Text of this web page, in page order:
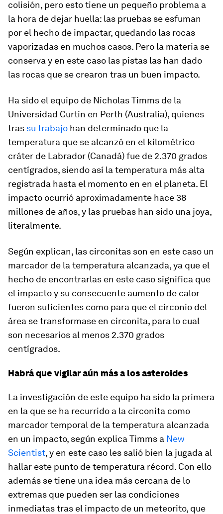
colisión, pero esto tiene un pequeño problema a
la hora de dejar huella: las pruebas se esfuman
por el hecho de impactar, quedando las rocas
vaporizadas en muchos casos. Pero la materia se
conserva y en este caso las pistas las han dado
las rocas que se crearon tras un buen impacto.
Ha sido el equipo de Nicholas Timms de la
Universidad Curtin en Perth (Australia), quienes
tras su trabajo han determinado que la
temperatura que se alcanzó en el kilométrico
cráter de Labrador (Canadá) fue de 2.370 grados
centígrados, siendo así la temperatura más alta
registrada hasta el momento en en el planeta. El
impacto ocurrió aproximadamente hace 38
millones de años, y las pruebas han sido una joya,
literalmente.
Según explican, las circonitas son en este caso un
marcador de la temperatura alcanzada, ya que el
hecho de encontrarlas en este caso significa que
el impacto y su consecuente aumento de calor
fueron suficientes como para que el circonio del
área se transformase en circonita, para lo cual
son necesarios al menos 2.370 grados
centígrados.
Habrá que vigilar aún más a los asteroides
La investigación de este equipo ha sido la primera
en la que se ha recurrido a la circonita como
marcador temporal de la temperatura alcanzada
en un impacto, según explica Timms a New
Scientist, y en este caso les salió bien la jugada al
hallar este punto de temperatura récord. Con ello
además se tiene una idea más cercana de lo
extremas que pueden ser las condiciones
inmediatas tras el impacto de un meteorito, que